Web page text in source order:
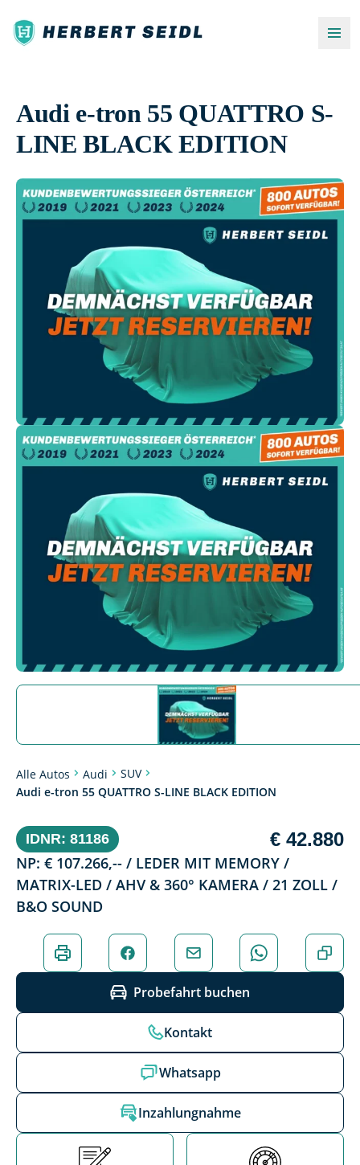
Audi e-tron 55 QUATTRO S-
LINE BLACK EDITION
Alle Autos Audi
SUV
Audi e-tron 55 QUATTRO S-LINE BLACK EDITION
IDNR: 81186 € 42.880
NP: € 107.266,-- / LEDER MIT MEMORY /
MATRIX-LED / AHV & 360° KAMERA / 21 ZOLL /
B&O SOUND
Probefahrt buchen
Kontakt
Whatsapp
Inzahlungnahme
Erstzulassung Kilometerstand